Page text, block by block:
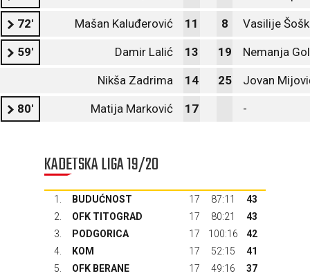
72' Mašan Kaluđerović 11 8 Vasilije
59' Damir Lalić 13 19 Nemanja
Nikša Zadrima 14 25 Jovan
80' Matija Marković 17 -
KADETSKA LIGA 19/20
1. BUDUĆNOST 17 87:11
43
2.
OFK TITOGRAD 17 80:21
43
3.
PODGORICA 17 100:16
42
4.
KOM 17 52:15
41
5.
OFK BERANE 17 49:16
37